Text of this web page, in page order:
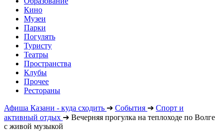
Кино
Музеи
Парки
Погулять
Туристу
Театры
Пространства
Клубы
Прочее
Рестораны
Афиша Казани - куда сходить ➔ События ➔ Спорт и
активный отдых ➔ Вечерняя прогулка на теплоходе по Волге
с живой музыкой